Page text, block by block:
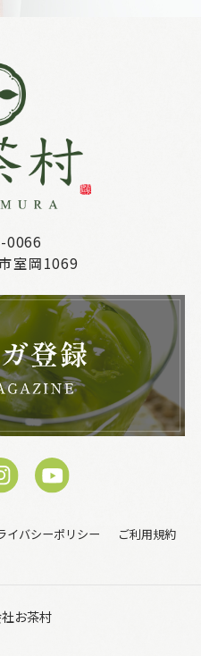
0066
室岡1069
イバシーポリシー ご利用規約
お茶村